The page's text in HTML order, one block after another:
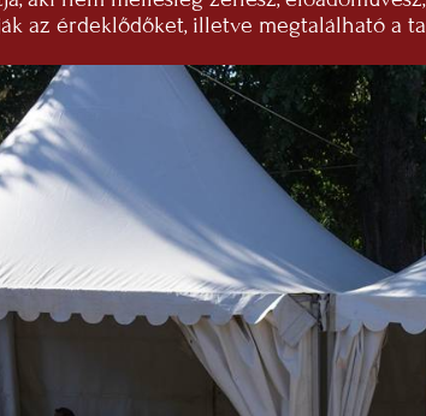
az érdeklődőket, illetve megtalálható